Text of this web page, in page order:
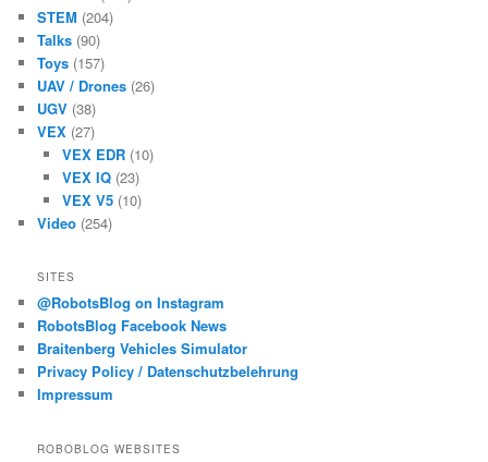
STEM (204)
Talks (90)
Toys (157)
UAV / Drones (26)
UGV (38)
VEX (27)
VEX EDR(10)
VEX IQ(23)
VEX V5(10)
Video (254)
SITES
@RobotsBlog on Instagram
RobotsBlog Facebook News
Braitenberg Vehicles Simulator
Privacy Policy / Datenschutzbelehrung
Impressum
ROBOBLOG WEBSITES